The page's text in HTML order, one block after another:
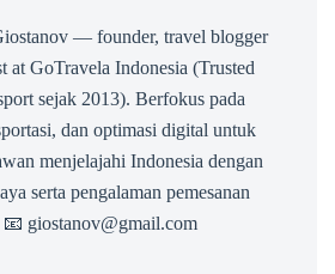
— founder, travel blogger
at GoTravela Indonesia (Trusted
sejak 2013). Berfokus pada
dan optimasi digital untuk
menjelajahi Indonesia dengan
serta pengalaman pemesanan
📧 giostanov@gmail.com